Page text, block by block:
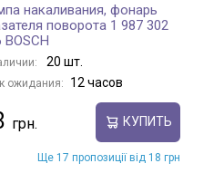
накаливания, фонарь
поворота 1 987 302
BOSCH
20 шт.
ожидания: 12 часов
КУПИТЬ
Ще 17 пропозиції від 18 грн